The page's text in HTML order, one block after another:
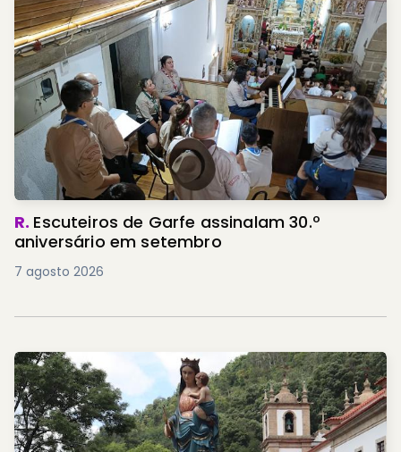
R. Escuteiros de Garfe assinalam 30.º
aniversário em setembro
7 agosto 2026